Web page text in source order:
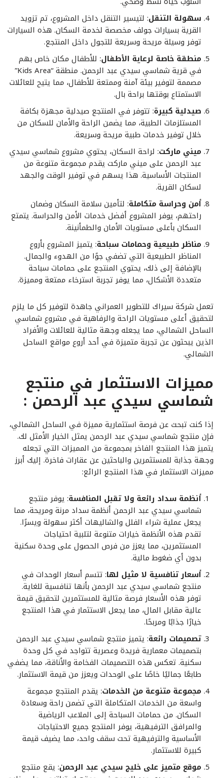
سهولة التنقل: لتيسير التنقل داخل المشروع، تم تزويد
القرية بسيارات جولف مخصصة لخدمة السكان. هذه السيارات
توفر وسيلة مريحة وسريعة للتجول داخل المنتجع.
منطقة خاصة لرعاية الأطفال: للأطفال مكان خاص بهم
في قرية شماسي سيدي عبد الرحمن. منطقة “Kids Area”
مصممة لتوفير بيئة آمنة وممتعة للأطفال، مما يتيح للعائلات
الاستمتاع بوقتها براحة بال.
صيدلية كبيرة: تتوفر في المنتجع صيدلية مجهزة بكافة
المستلزمات الطبية، مما يضمن الراحة والأمان للسكان من
خلال توفير خدمات طبية مريحة وسريعة.
ميني ماركت: لراحة السكان، يحتوي مشروع شماسي سيدي
عبد الرحمن على ميني ماركت يقدم مجموعة متنوعة من
المنتجات الأساسية. هذا يسهم في توفير الوقت والجهد
لسكان القرية.
أمن وحراسة متكاملة: لتأمين سلامة السكان وضمان
راحتهم، يوفر المشروع أفضل خدمات الأمن والحراسة. يتمتع
السكان بأعلى مستويات الأمان والطمأنينة.
مناظر طبيعية وحمامات سباحة: يتميز المشروع بأروع
المناظر الطبيعية التي تضفي جوًا من الهدوء والجمال.
بالإضافة إلى ذلك، يحتوي المنتجع على حمامات سباحة
متعددة الأشكال، مما يوفر تجربة استرخاء ممتعة ومميزة.
تعمل شركة سيراك للتطوير العمراني جاهدة لتوفير كل ما يلزم
لتحقيق أعلى مستويات الراحة والرفاهية في مشروع شماسي
الساحل الشمالي، مما يجعله وجهة مثالية للعائلات والأفراد
الذين يبحثون عن تجربة متميزة في أحد أروع مواقع الساحل
الشمالي.
مميزات الاستثمار في منتجع
شماسي سيدي عبد الرحمن :
إذا كنت تبحث عن فرصة استثمارية مميزة في الساحل الشمالي،
فإن منتجع شماسي سيدي عبد الرحمن يمثل الخيار الأمثل لك.
يتميز هذا المنتجع الفاخر بمجموعة من المميزات التي تجعله
وجهة جذابة للمستثمرين والباحثين عن عقارات فاخرة. إليك أبرز
مميزات الاستثمار في هذا المنتجع الرائع:
أنظمة سداد رائعة ولا تقبل المنافسة: يوفر منتجع
شماسي سيدي عبد الرحمن أنظمة سداد مرنة ومريحة، مما
يجعل عملية شراء الفلل والشاليهات أكثر سهولة ويسرًا.
تقدم هذه الأنظمة خيارات متنوعة لتلبية احتياجات
المستثمرين، مما يعزز من فرص الحصول على وحدة سكنية
بدون أي ضغوط مالية.
أسعار تنافسية لا مثيل لها: تتسم أسعار الوحدات في
منتجع شماسي سيدي عبد الرحمن بأنها تنافسية للغاية.
توفر هذه الأسعار فرصة مثالية للمستثمرين لتحقيق قيمة
عالية مقابل المال، مما يجعل الاستثمار في هذا المنتجع
خيارًا جذابًا ومربحًا.
تصميمات رائعة: يتميز منتجع شماسي سيدي عبد الرحمن
بتصميمات معمارية فريدة وعصرية تتواجد في كل وحدة
سكنية. تعكس هذه التصميمات الفخامة والأناقة، مما يضفي
طابعًا جماليًا خاصًا على الوحدات ويعزز من قيمة الاستثمار.
مجموعة متنوعة من الخدمات: يقدم المنتجع مجموعة
واسعة من الخدمات المتكاملة التي تضمن راحة وسعادة
السكان. من حمامات السباحة إلى الملاعب الرياضية
والمرافق الترفيهية، يوفر المنتجع جميع الاحتياجات
الأساسية والترفيهية تحت سقف واحد، مما يضيف قيمة
كبيرة للاستثمار.
موقع متميز على خليج سيدي عبد الرحمن: يقع منتجع